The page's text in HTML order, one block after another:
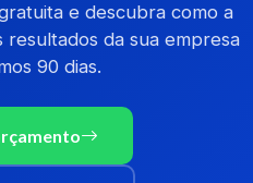
e descubra como a
da sua empresa
90 dias.